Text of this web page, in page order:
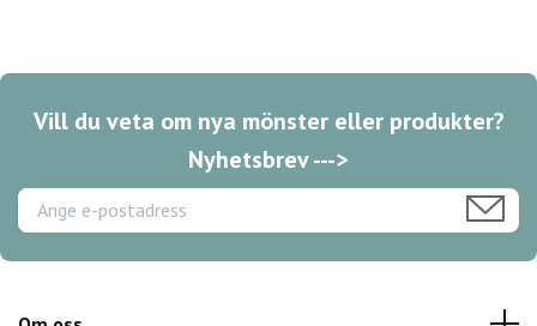
Vill du veta om nya mönster eller produkter?
Nyhetsbrev --->